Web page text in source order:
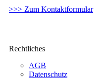
>>> Zum Kontaktformular
Rechtliches
AGB
Datenschutz